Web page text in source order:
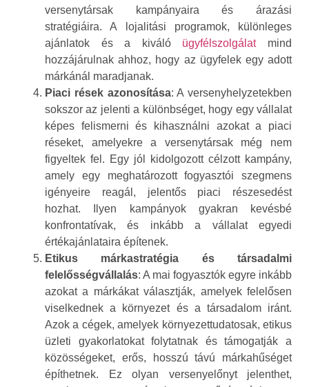
versenytársak kampányaira és árazási
stratégiáira. A lojalitási programok, különleges
ajánlatok és a kiváló ügyfélszolgálatmind
hozzájárulnak ahhoz, hogy az ügyfelek egy adott
márkánál maradjanak.
Piaci rések azonosítása: A versenyhelyzetekben
sokszor az jelenti a különbséget, hogy egy vállalat
képes felismerni és kihasználni azokat a piaci
réseket, amelyekre a versenytársak még nem
figyeltek fel. Egy jól kidolgozott célzott kampány,
amely egy meghatározott fogyasztói szegmens
igényeire reagál, jelentős piaci részesedést
hozhat. Ilyen kampányok gyakran kevésbé
konfrontatívak, és inkább a vállalat egyedi
értékajánlataira építenek.
Etikus márkastratégia és társadalmi
felelősségvállalás: A mai fogyasztók egyre inkább
azokat a márkákat választják, amelyek felelősen
viselkednek a környezet és a társadalom iránt.
Azok a cégek, amelyek környezettudatosak, etikus
üzleti gyakorlatokat folytatnak és támogatják a
közösségeket, erős, hosszú távú márkahűséget
építhetnek. Ez olyan versenyelőnyt jelenthet,